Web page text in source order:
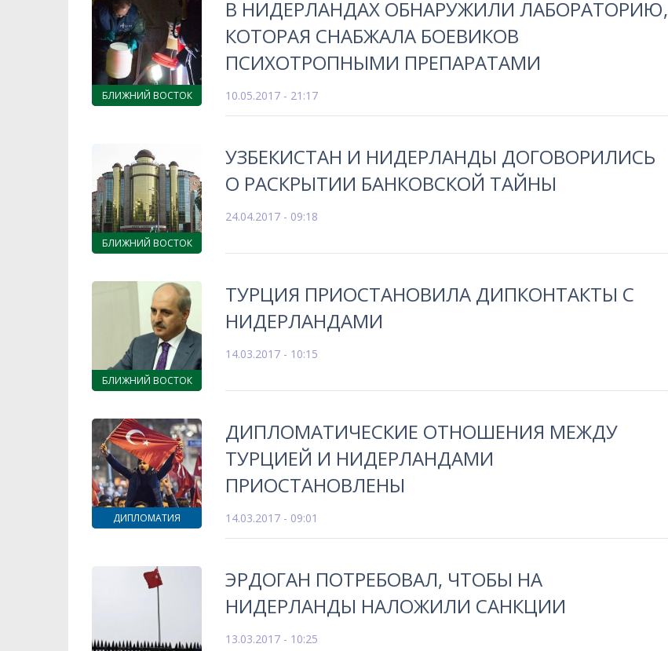
БЛИЖНИЙ ВОСТОК
В НИДЕРЛАНДАХ ОБНАРУЖИЛИ ЛАБОРАТОРИЮ,
КОТОРАЯ СНАБЖАЛА БОЕВИКОВ
ПСИХОТРОПНЫМИ ПРЕПАРАТАМИ
10.05.2017 - 21:17
БЛИЖНИЙ ВОСТОК
УЗБЕКИСТАН И НИДЕРЛАНДЫ ДОГОВОРИЛИСЬ
О РАСКРЫТИИ БАНКОВСКОЙ ТАЙНЫ
24.04.2017 - 09:18
БЛИЖНИЙ ВОСТОК
ТУРЦИЯ ПРИОСТАНОВИЛА ДИПКОНТАКТЫ С
НИДЕРЛАНДАМИ
14.03.2017 - 10:15
ДИПЛОМАТИЯ
ДИПЛОМАТИЧЕСКИЕ ОТНОШЕНИЯ МЕЖДУ
ТУРЦИЕЙ И НИДЕРЛАНДАМИ
ПРИОСТАНОВЛЕНЫ
14.03.2017 - 09:01
ЭРДОГАН ПОТРЕБОВАЛ, ЧТОБЫ НА
НИДЕРЛАНДЫ НАЛОЖИЛИ САНКЦИИ
13.03.2017 - 10:25